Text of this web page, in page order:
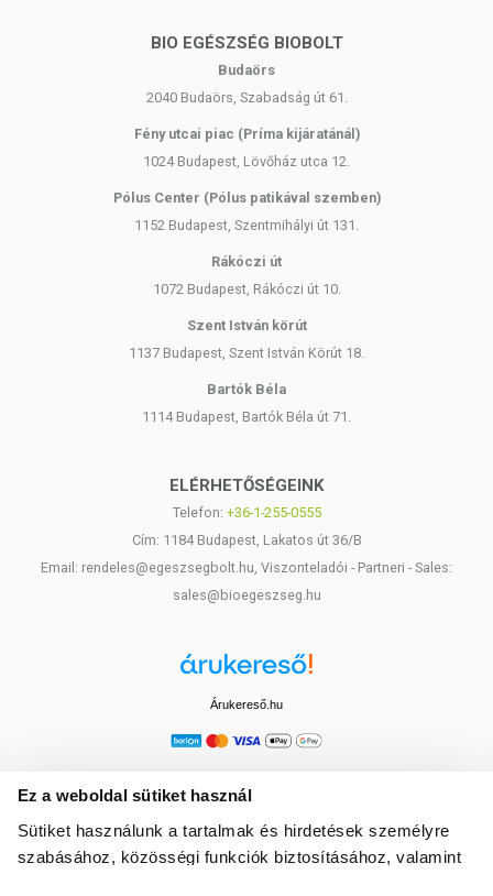
Ez a weboldal sütiket használ
Sütiket használunk a tartalmak és hirdetések személyre
szabásához, közösségi funkciók biztosításához, valamint
BIO EGÉSZSÉG BIOBOLT
Budaörs
2040 Budaörs, Szabadság út 61.
Fény utcai piac (Príma kijáratánál)
1024 Budapest, Lövőház utca 12.
Pólus Center (Pólus patikával szemben)
1152 Budapest, Szentmihályi út 131.
Rákóczi út
1072 Budapest, Rákóczi út 10.
Szent István körút
1137 Budapest, Szent István Körút 18.
Bartók Béla
1114 Budapest, Bartók Béla út 71.
ELÉRHETŐSÉGEINK
Telefon: +36-1-255-0555
Cím: 1184 Budapest, Lakatos út 36/B
Email: rendeles@egeszsegbolt.hu, Viszonteladói - Partneri - Sales:
sales@bioegeszseg.hu
Árukereső.hu